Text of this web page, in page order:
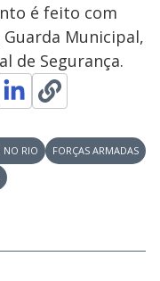
é feito com
Municipal,
de Segurança.
NO RIO
FORÇAS ARMADAS